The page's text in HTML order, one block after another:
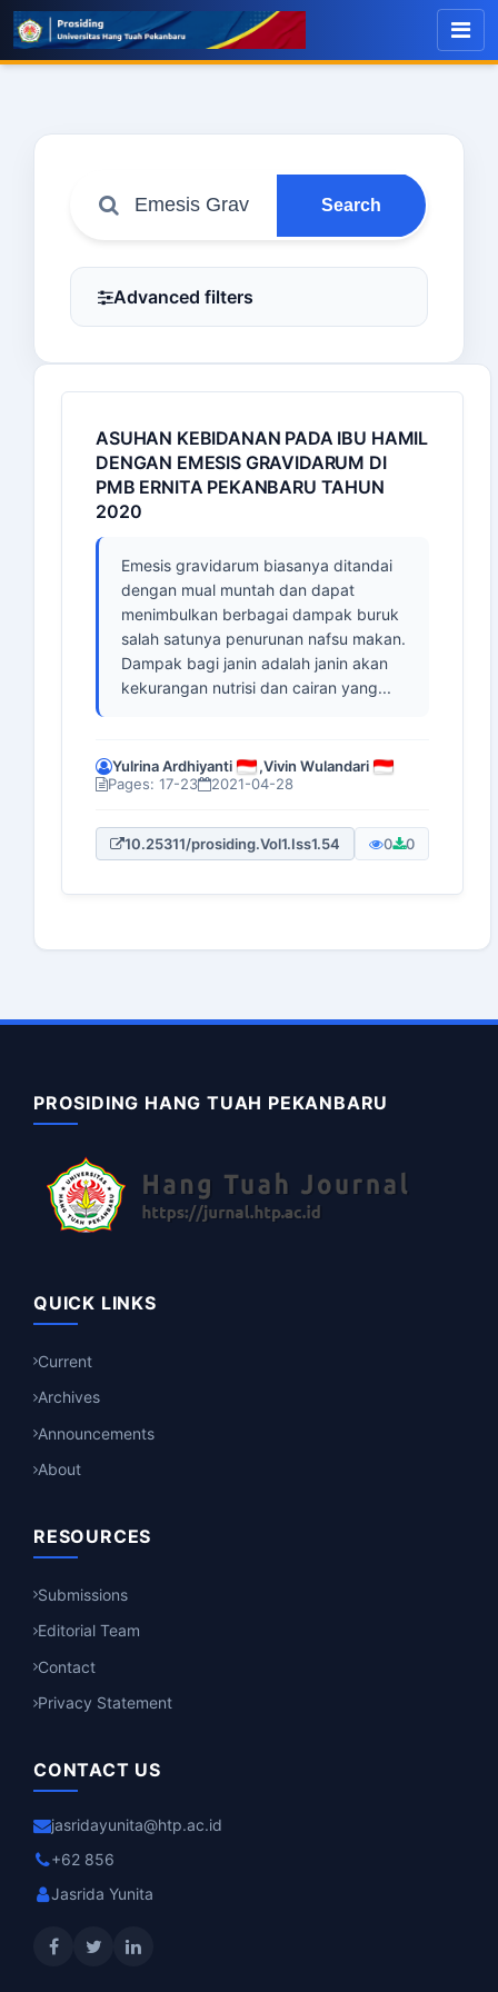
Search
Advanced filters
ASUHAN KEBIDANAN PADA IBU HAMIL
DENGAN EMESIS GRAVIDARUM DI
PMB ERNITA PEKANBARU TAHUN
2020
Emesis gravidarum biasanya ditandai
dengan mual muntah dan dapat
menimbulkan berbagai dampak buruk
salah satunya penurunan nafsu makan.
Dampak bagi janin adalah janin akan
kekurangan nutrisi dan cairan yang...
Yulrina Ardhiyanti ,Vivin Wulandari
Pages: 17-23
2021-04-28
10.25311/prosiding.Vol1.Iss1.54 0 0
PROSIDING HANG TUAH PEKANBARU
QUICK LINKS
Current
Archives
Announcements
About
RESOURCES
Submissions
Editorial Team
Contact
Privacy Statement
CONTACT US
jasridayunita@htp.ac.id
+62 856
Jasrida Yunita